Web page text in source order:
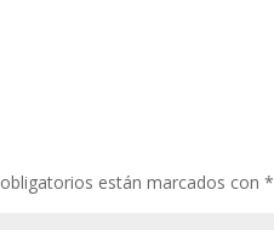
están marcados con*